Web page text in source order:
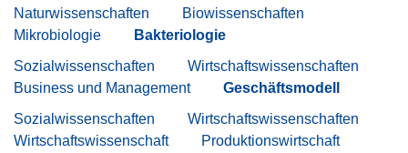
Naturwissenschaften
Biowissenschaften
Mikrobiologie
Bakteriologie
Sozialwissenschaften
Wirtschaftswissenschaften
Business und Management
Geschäftsmodell
Sozialwissenschaften
Wirtschaftswissenschaften
Wirtschaftswissenschaft
Produktionswirtschaft